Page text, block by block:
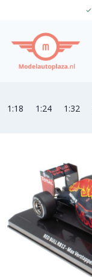
✓
1:18 1:24 1:32